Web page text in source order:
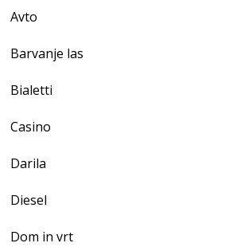
Avto
Barvanje las
Bialetti
Casino
Darila
Diesel
Dom in vrt